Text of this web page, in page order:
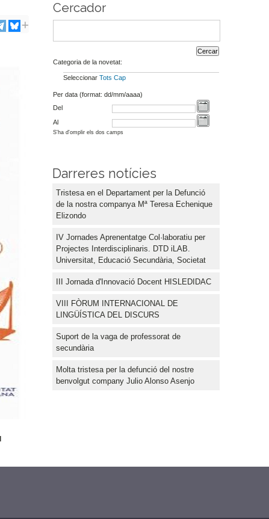
Cercador
Categoria de la novetat:
Seleccionar Tots Cap
Per data (format: dd/mm/aaaa)
Del
Al
S'ha d'omplir els dos camps
Darreres notícies
Tristesa en el Departament per la Defunció
de la nostra companya Mª Teresa Echenique
Elizondo
IV Jornades Aprenentatge Col·laboratiu per
Projectes Interdisciplinaris. DTD iLAB.
Universitat, Educació Secundària, Societat
III Jornada d'Innovació Docent HISLEDIDAC
VIII FÒRUM INTERNACIONAL DE
LINGÜÍSTICA DEL DISCURS
Suport de la vaga de professorat de
secundària
Molta tristesa per la defunció del nostre
benvolgut company Julio Alonso Asenjo